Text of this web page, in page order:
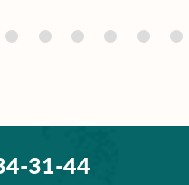
31-44